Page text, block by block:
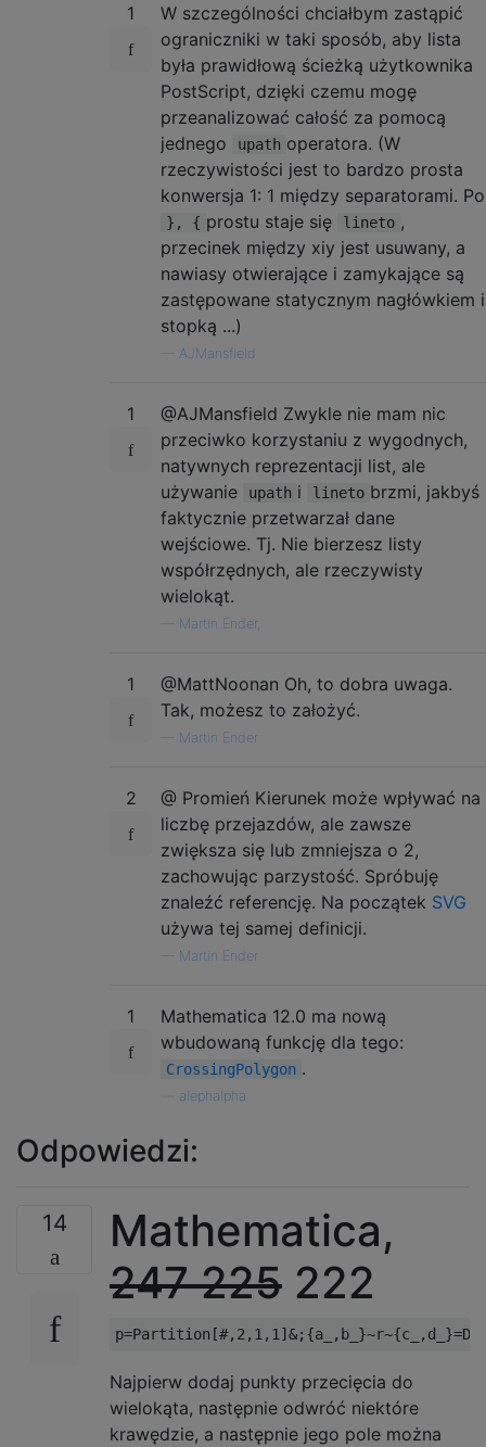
1
W szczególności chciałbym zastąpić
ograniczniki w taki sposób, aby lista
była prawidłową ścieżką użytkownika
PostScript, dzięki czemu mogę
przeanalizować całość za pomocą
jednego
upath operatora. (W
rzeczywistości jest to bardzo prosta
konwersja 1: 1 między separatorami. Po
}, { prostu staje się lineto ,
przecinek między xiy jest usuwany, a
nawiasy otwierające i zamykające są
zastępowane statycznym nagłówkiem i
stopką ...)
AJMansfield
1
@AJMansfield Zwykle nie mam nic
przeciwko korzystaniu z wygodnych,
natywnych reprezentacji list, ale
używanie
upath i lineto brzmi, jakbyś
faktycznie przetwarzał dane
wejściowe. Tj. Nie bierzesz listy
współrzędnych, ale rzeczywisty
wielokąt.
Martin Ender,
1
@MattNoonan Oh, to dobra uwaga.
Tak, możesz to założyć.
Martin Ender
2
@ Promień Kierunek może wpływać na
liczbę przejazdów, ale zawsze
zwiększa się lub zmniejsza o 2,
zachowując parzystość. Spróbuję
znaleźć referencję. Na początek SVG
używa tej samej definicji.
Martin Ender
1
Mathematica 12.0 ma nową
wbudowaną funkcję dla tego:
CrossingPolygon .
alephalpha
Odpowiedzi:
14
Mathematica,
247225 222
Najpierw dodaj punkty przecięcia do
wielokąta, następnie odwróć niektóre
krawędzie, a następnie jego pole można